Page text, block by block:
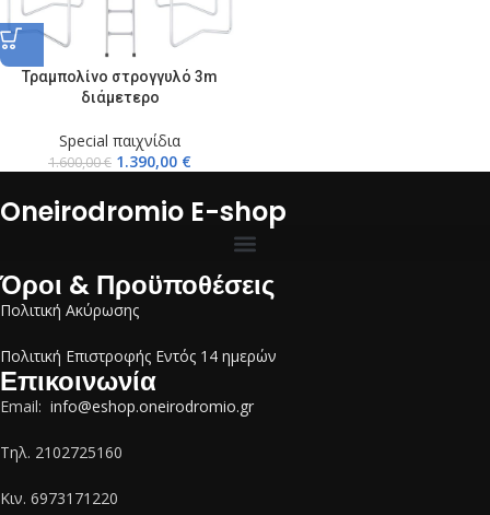
Τραμπολίνο στρογγυλό 3m
διάμετερο
Special παιχνίδια
1.600,00€ 1.390,00 €
Oneirodromio E-shop
Όροι & Προϋποθέσεις
Πολιτική Ακύρωσης
Πολιτική Επιστροφής Εντός 14 ημερών
Επικοινωνία
Email: info@eshop.oneirodromio.gr
Tηλ. 2102725160
Κιν. 6973171220